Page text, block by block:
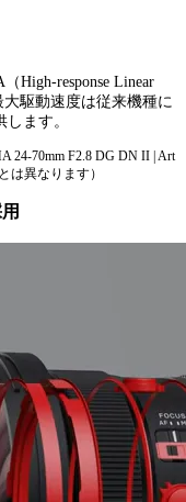
High-response Linear
駆動速度は従来機種に
ます。
24-70mm F2.8 DG DN II | Art
は異なります）